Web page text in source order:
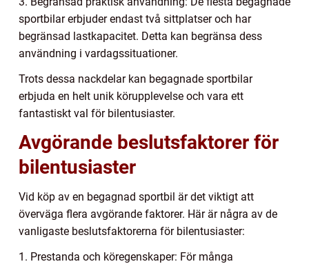
sportbilar erbjuder endast två sittplatser och har
begränsad lastkapacitet. Detta kan begränsa dess
användning i vardagssituationer.
Trots dessa nackdelar kan begagnade sportbilar
erbjuda en helt unik körupplevelse och vara ett
fantastiskt val för bilentusiaster.
Avgörande beslutsfaktorer för
bilentusiaster
Vid köp av en begagnad sportbil är det viktigt att
överväga flera avgörande faktorer. Här är några av de
vanligaste beslutsfaktorerna för bilentusiaster:
1. Prestanda och köregenskaper: För många